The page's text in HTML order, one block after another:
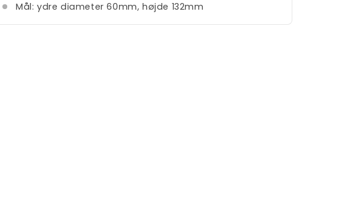
Mål: ydre diameter 60mm, højde 132mm